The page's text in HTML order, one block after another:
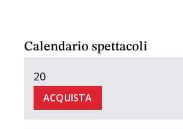
Calendario spettacoli
20
ACQUISTA